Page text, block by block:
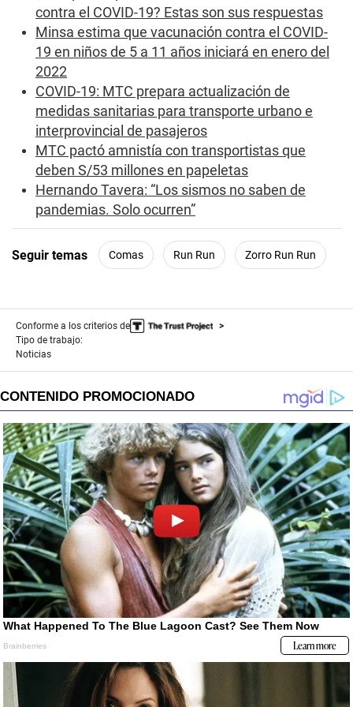
contra el COVID-19? Estas son sus respuestas
Minsa estima que vacunación contra el COVID-
19 en niños de 5 a 11 años iniciará en enero del
2022
COVID-19: MTC prepara actualización de
medidas sanitarias para transporte urbano e
interprovincial de pasajeros
MTC pactó amnistía con transportistas que
deben S/53 millones en papeletas
Hernando Tavera: “Los sismos no saben de
pandemias. Solo ocurren”
Seguir temas Comas Run Run Zorro Run Run
Conforme a los criterios de
Tipo de trabajo:
Noticias